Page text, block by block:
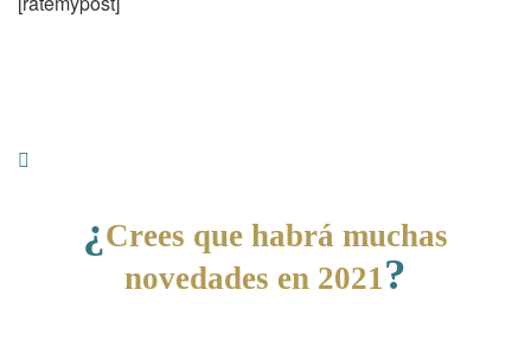
¿ Crees que habrá muchas
novedades en 2021?